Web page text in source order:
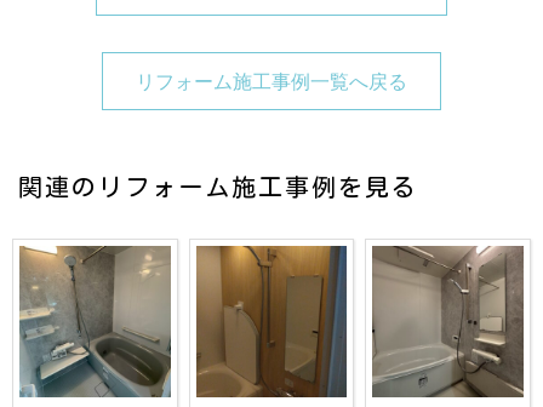
リフォーム施工事例一覧へ戻る
関連のリフォーム施工事例を見る